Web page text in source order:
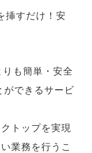
挿すだけ！安
も簡単・安全
ができるサービ
トップを実現
業務を行うこ